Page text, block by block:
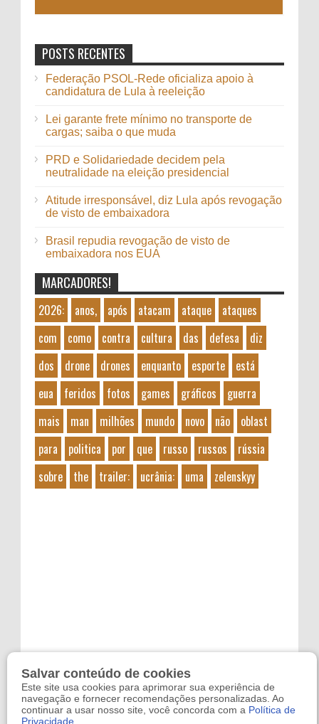
POSTS RECENTES
Federação PSOL-Rede oficializa apoio à
candidatura de Lula à reeleição
Lei garante frete mínimo no transporte de
cargas; saiba o que muda
PRD e Solidariedade decidem pela
neutralidade na eleição presidencial
Atitude irresponsável, diz Lula após revogação
de visto de embaixadora
Brasil repudia revogação de visto de
embaixadora nos EUA
MARCADORES!
2026: anos, após atacam ataque
ataques
com
como contra cultura das defesa
diz
dos
drone drones enquanto esporte
está
eua
feridos fotos games gráficos
guerra
mais
man milhões mundo novo não
oblast
para
politica por que russo russos
rússia
sobre
the trailer: ucrânia: uma zelenskyy
Salvar conteúdo de cookies
Este site usa cookies para aprimorar sua experiência de
navegação e fornecer recomendações personalizadas. Ao
continuar a usar nosso site, você concorda com a Política de
Privacidade